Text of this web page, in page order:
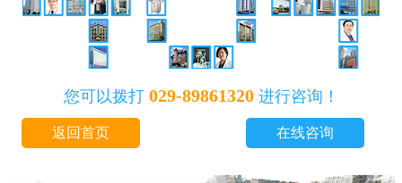
您可以拨打 029-89861320进行咨询！
返回首页 在线咨询